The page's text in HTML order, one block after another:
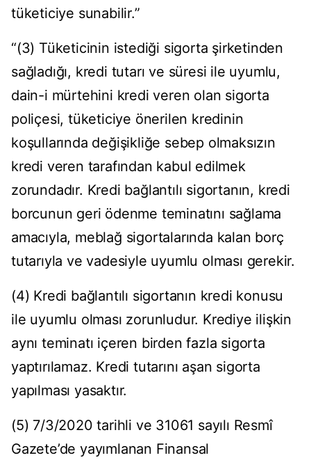
tüketiciye sunabilir.”
“(3) Tüketicinin istediği sigorta şirketinden
sağladığı, kredi tutarı ve süresi ile uyumlu,
dain-i mürtehini kredi veren olan sigorta
poliçesi, tüketiciye önerilen kredinin
koşullarında değişikliğe sebep olmaksızın
kredi veren tarafından kabul edilmek
zorundadır. Kredi bağlantılı sigortanın, kredi
borcunun geri ödenme teminatını sağlama
amacıyla, meblağ sigortalarında kalan borç
tutarıyla ve vadesiyle uyumlu olması gerekir.
(4) Kredi bağlantılı sigortanın kredi konusu
ile uyumlu olması zorunludur. Krediye ilişkin
aynı teminatı içeren birden fazla sigorta
yaptırılamaz. Kredi tutarını aşan sigorta
yapılması yasaktır.
(5) 7/3/2020 tarihli ve 31061 sayılı Resmî
Gazete’de yayımlanan Finansal